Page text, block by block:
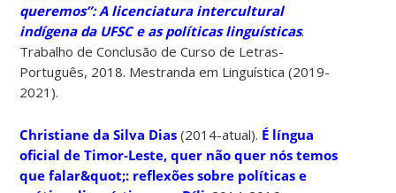
queremos”: A licenciatura intercultural
indígena da UFSC e as políticas linguísticas.
Trabalho de Conclusão de Curso de Letras-
Português, 2018. Mestranda em Linguística (2019-
2021).
Christiane da Silva Dias (2014-atual). É língua
oficial de Timor-Leste, quer não quer nós temos
que falar&quot;: reflexões sobre políticas e